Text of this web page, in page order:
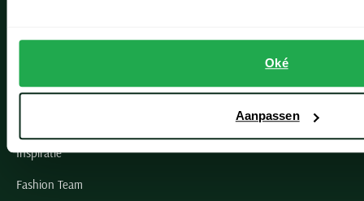
Oké
Aanpassen
Paul & Shark specialist
Inspiratie
Fashion Team